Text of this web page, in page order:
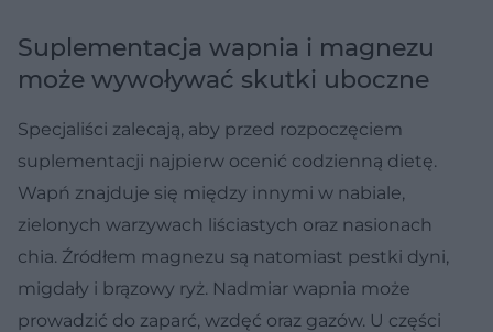
Suplementacja wapnia i magnezu
może wywoływać skutki uboczne
Specjaliści zalecają, aby przed rozpoczęciem
suplementacji najpierw ocenić codzienną dietę.
Wapń znajduje się między innymi w nabiale,
zielonych warzywach liściastych oraz nasionach
chia. Źródłem magnezu są natomiast pestki dyni,
migdały i brązowy ryż. Nadmiar wapnia może
prowadzić do zaparć, wzdęć oraz gazów. U części